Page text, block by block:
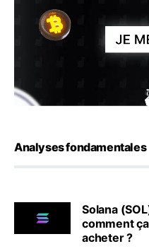
Analyses fondamentales
Solana
comment
acheter ?